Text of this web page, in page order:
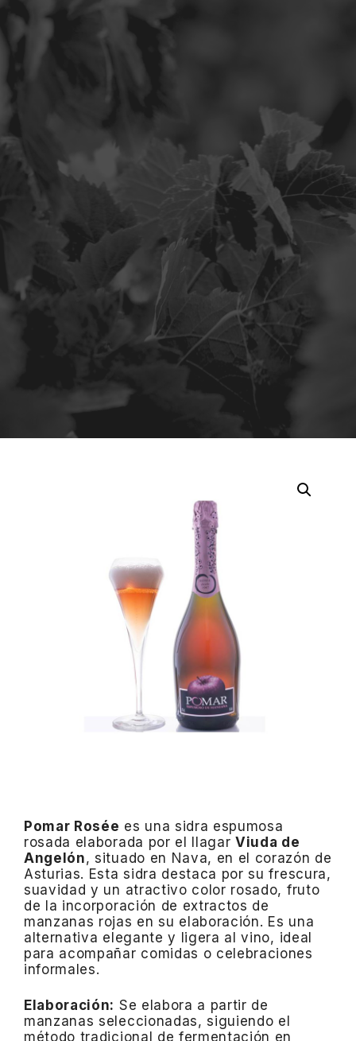
Pomar Rosée es una sidra espumosa
rosada elaborada por el llagarViuda de
Angelón, situado en Nava, en el corazón de
Asturias. Esta sidra destaca por su frescura,
suavidad y un atractivo color rosado, fruto
de la incorporación de extractos de
manzanas rojas en su elaboración. Es una
alternativa elegante y ligera al vino, ideal
para acompañar comidas o celebraciones
informales.
Elaboración: Se elabora a partir de
manzanas seleccionadas, siguiendo el
método tradicional de fermentación en